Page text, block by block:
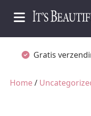
Gratis
Home/